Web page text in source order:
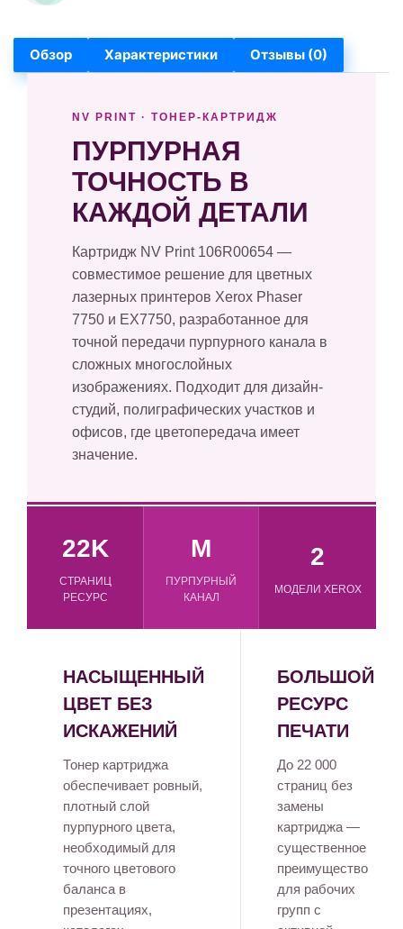
Обзор Характеристики Отзывы (0)
NV PRINT · ТОНЕР-КАРТРИДЖ
ПУРПУРНАЯ
ТОЧНОСТЬ В
КАЖДОЙ ДЕТАЛИ
Картридж NV Print 106R00654 —
совместимое решение для цветных
лазерных принтеров Xerox Phaser
7750 и EX7750, разработанное для
точной передачи пурпурного канала в
сложных многослойных
изображениях. Подходит для дизайн-
студий, полиграфических участков и
офисов, где цветопередача имеет
значение.
22K
СТРАНИЦ
РЕСУРС
M
ПУРПУРНЫЙ
КАНАЛ
2
МОДЕЛИ XEROX
НАСЫЩЕННЫЙ
ЦВЕТ БЕЗ
ИСКАЖЕНИЙ
Тонер картриджа
обеспечивает ровный,
плотный слой
пурпурного цвета,
необходимый для
точного цветового
баланса в
презентациях,
БОЛЬШОЙ
РЕСУРС
ПЕЧАТИ
До 22 000
страниц без
замены
картриджа —
существенное
преимущество
для рабочих
групп с